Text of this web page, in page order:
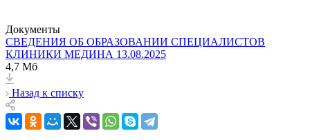
Документы
СВЕДЕНИЯ ОБ ОБРАЗОВАНИИ СПЕЦИАЛИСТОВ
КЛИНИКИ МЕДИНА 13.08.2025
4,7 Мб
Назад к списку